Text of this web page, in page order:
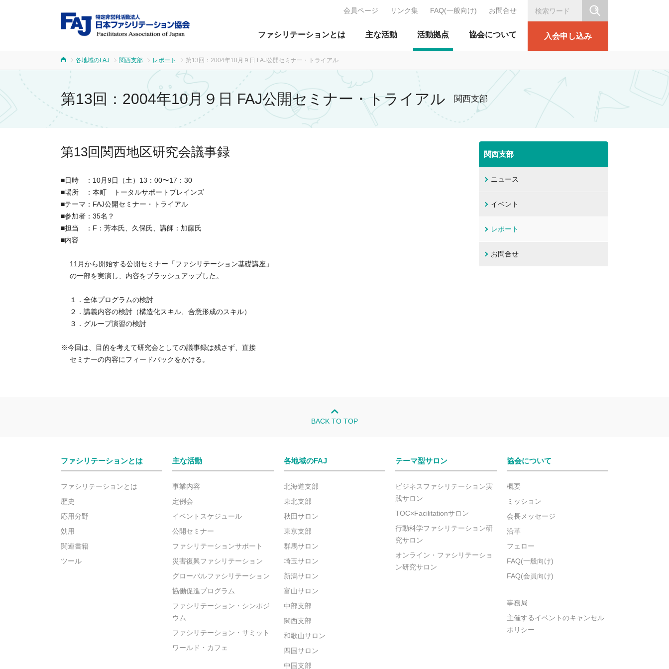
FAJ：特定非営利活動法人 日本ファシリテーション協会
ファシリテーションとは 主な活動 活動拠点 協会について 入会申し込み
会員ページ リンク集 FAQ(一般向け) お問合せ
各地域のFAJ 関西支部 レポート 第13回：2004年10月９日 FAJ公開セミナー・トライアル
第13回：2004年10月９日 FAJ公開セミナー・トライアル 関西支部
第13回関西地区研究会議事録
■日時 ：10月9日（土）13：00〜17：30
■場所 ：本町 トータルサポートブレインズ
■テーマ：FAJ公開セミナー・トライアル
■参加者：35名？
■担当 ：F：芳本氏、久保氏、講師：加藤氏
■内容
11月から開始する公開セミナー「ファシリテーション基礎講座」
の一部を実演し、内容をブラッシュアップした。
１．全体プログラムの検討
２．講義内容の検討（構造化スキル、合意形成のスキル）
３．グループ演習の検討
※今回は、目的を考えて研究会としての議事録は残さず、直接
セミナーの内容にフィードバックをかける。
関西支部
ニュース
イベント
レポート
お問合せ
BACK TO TOP
ファシリテーションとは
ファシリテーションとは
歴史
応用分野
効用
関連書籍
ツール
主な活動
事業内容
定例会
イベントスケジュール
公開セミナー
ファシリテーションサポート
災害復興ファシリテーション
グローバルファシリテーション
協働促進プログラム
ファシリテーション・シンポジ
ウム
ファシリテーション・サミット
ワールド・カフェ
各地域のFAJ
北海道支部
東北支部
秋田サロン
東京支部
群馬サロン
埼玉サロン
新潟サロン
富山サロン
中部支部
関西支部
和歌山サロン
四国サロン
中国支部
テーマ型サロン
ビジネスファシリテーション実
践サロン
TOC×Facilitationサロン
行動科学ファシリテーション研
究サロン
オンライン・ファシリテーショ
ン研究サロン
協会について
概要
ミッション
会長メッセージ
沿革
フェロー
FAQ(一般向け)
FAQ(会員向け)
事務局
主催するイベントのキャンセル
ポリシー